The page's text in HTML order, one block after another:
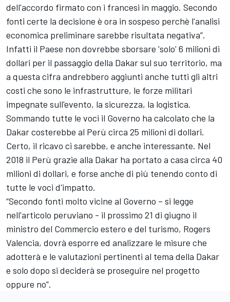
dell'accordo firmato con i francesi in maggio. Secondo
fonti certe la decisione è ora in sospeso perchè l'analisi
economica preliminare sarebbe risultata negativa”.
Infatti il Paese non dovrebbe sborsare 'solo' 6 milioni di
dollari per il passaggio della Dakar sul suo territorio, ma
a questa cifra andrebbero aggiunti anche tutti gli altri
costi che sono le infrastrutture, le forze militari
impegnate sull'evento, la sicurezza, la logistica.
Sommando tutte le voci il Governo ha calcolato che la
Dakar costerebbe al Perù circa 25 milioni di dollari.
Certo, il ricavo ci sarebbe, e anche interessante. Nel
2018 il Perù grazie alla Dakar ha portato a casa circa 40
milioni di dollari, e forse anche di più tenendo conto di
tutte le voci d'impatto.
“Secondo fonti molto vicine al Governo – si legge
nell'articolo peruviano - il prossimo 21 di giugno il
ministro del Commercio estero e del turismo, Rogers
Valencia, dovrà esporre ed analizzare le misure che
adotterà e le valutazioni pertinenti al tema della Dakar
e solo dopo si deciderà se proseguire nel progetto
oppure no”.